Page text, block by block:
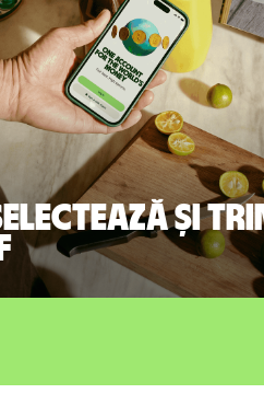
și